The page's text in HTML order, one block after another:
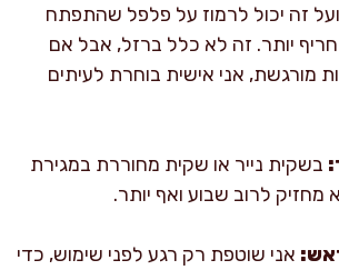
זה יכול לרמוז על פלפל שהתפתח
חריף יותר. זה לא כלל ברזל, אבל אם
מורגשת, אני אישית בוחרת לעיתים
בשקית נייר או שקית מחוררת במגירת
מחזיק לרוב שבוע ואף יותר.
אני שוטפת רק רגע לפני שימוש, כדי